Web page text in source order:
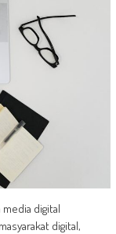
digital
digital,